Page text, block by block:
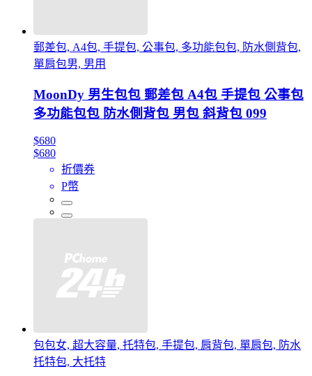
郵差包, A4包, 手提包, 公事包, 多功能包包, 防水側背包,
單肩包男, 男用
MoonDy 男生包包 郵差包 A4包 手提包 公事包
多功能包包 防水側背包 男包 斜背包 099
$680
$680
折價券
P幣
包包女, 超大容量, 托特包, 手提包, 肩背包, 單肩包, 防水
托特包, 大托特